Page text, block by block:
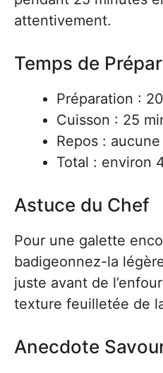
attentivement.
Temps de
Préparation :
Cuisson : 25
Repos :
Total : environ
Astuce du Chef
Pour une galette
badigeonnez-la
juste avant de
texture feuilletée de
Anecdote